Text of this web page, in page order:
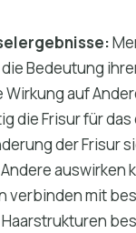
Bedeutung
auf
die Frisur für das
der Frisur
auswirken
verbinden mit